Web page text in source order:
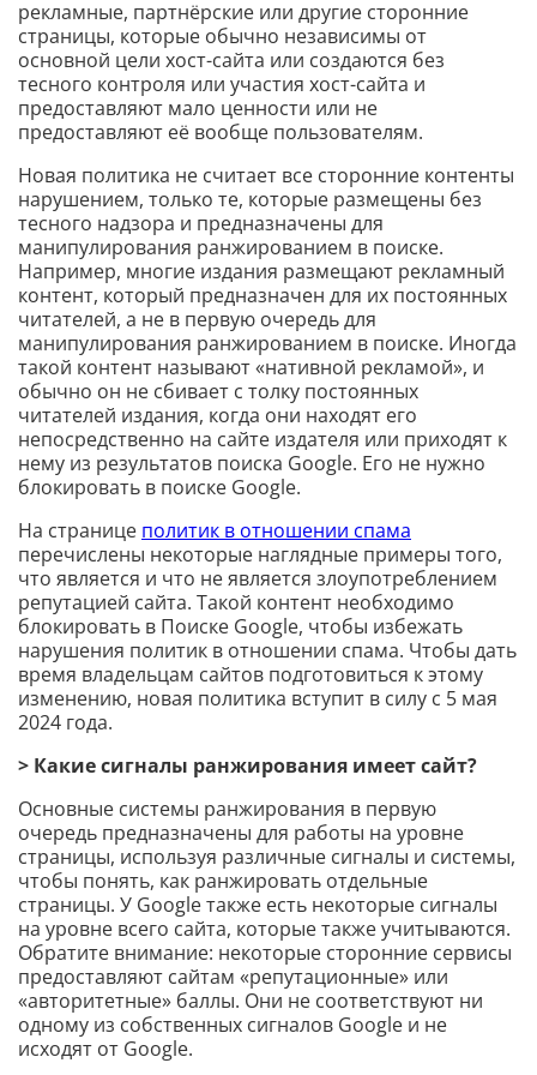
рекламные, партнёрские или другие сторонние
страницы, которые обычно независимы от
основной цели хост-сайта или создаются без
тесного контроля или участия хост-сайта и
предоставляют мало ценности или не
предоставляют её вообще пользователям.
Новая политика не считает все сторонние контенты
нарушением, только те, которые размещены без
тесного надзора и предназначены для
манипулирования ранжированием в поиске.
Например, многие издания размещают рекламный
контент, который предназначен для их постоянных
читателей, а не в первую очередь для
манипулирования ранжированием в поиске. Иногда
такой контент называют «нативной рекламой», и
обычно он не сбивает с толку постоянных
читателей издания, когда они находят его
непосредственно на сайте издателя или приходят к
нему из результатов поиска Google. Его не нужно
блокировать в поиске Google.
На странице политик в отношении спама
перечислены некоторые наглядные примеры того,
что является и что не является злоупотреблением
репутацией сайта. Такой контент необходимо
блокировать в Поиске Google, чтобы избежать
нарушения политик в отношении спама. Чтобы дать
время владельцам сайтов подготовиться к этому
изменению, новая политика вступит в силу с 5 мая
2024 года.
> Какие сигналы ранжирования имеет сайт?
Основные системы ранжирования в первую
очередь предназначены для работы на уровне
страницы, используя различные сигналы и системы,
чтобы понять, как ранжировать отдельные
страницы. У Google также есть некоторые сигналы
на уровне всего сайта, которые также учитываются.
Обратите внимание: некоторые сторонние сервисы
предоставляют сайтам «репутационные» или
«авторитетные» баллы. Они не соответствуют ни
одному из собственных сигналов Google и не
исходят от Google.